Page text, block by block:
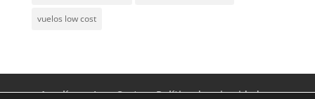
vuelos low cost
Aerolíneas Low Cost Política de privacidad